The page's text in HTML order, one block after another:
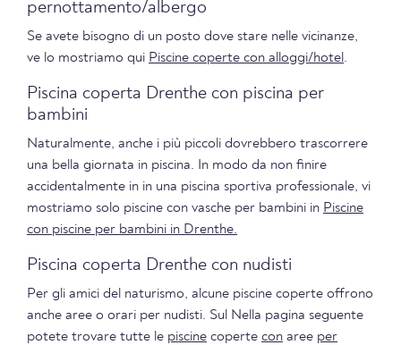
pernottamento/albergo
Se avete bisogno di un posto dove stare nelle vicinanze,
ve lo mostriamo qui Piscine coperte con alloggi/hotel .
Piscina coperta Drenthe con piscina per
bambini
Naturalmente, anche i più piccoli dovrebbero trascorrere
una bella giornata in piscina. In modo da non finire
accidentalmente in in una piscina sportiva professionale, vi
mostriamo solo piscine con vasche per bambini in Piscine
con piscine per bambini in Drenthe.
Piscina coperta Drenthe con nudisti
Per gli amici del naturismo, alcune piscine coperte offrono
anche aree o orari per nudisti. Sul Nella pagina seguente
potete trovare tutte le piscine coperte con aree per